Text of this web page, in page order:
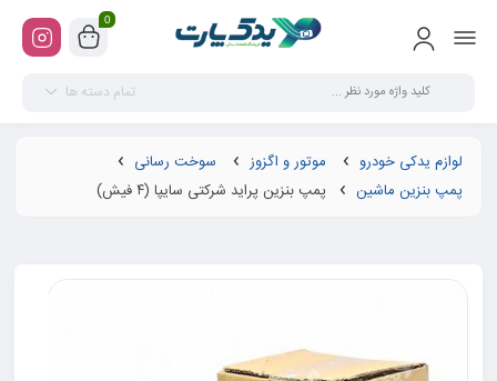
0
تمام دسته ها
لوازم یدکی خودرو موتور و اگزوز
سوخت رسانی
پمپ بنزین ماشین
پمپ بنزین پراید شرکتی سایپا (۴ فیش)